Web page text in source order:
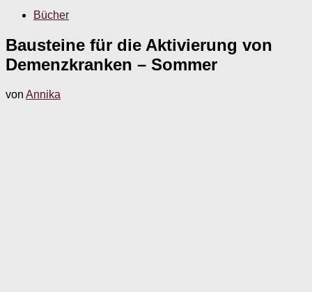
Bücher
Bausteine für die Aktivierung von
Demenzkranken – Sommer
von Annika